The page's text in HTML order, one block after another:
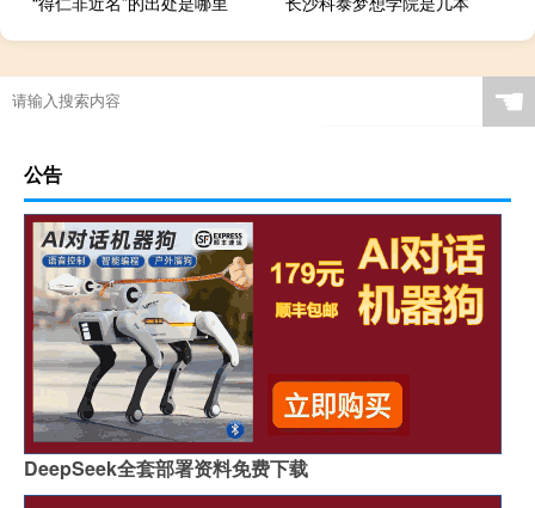
☚
公告
DeepSeek全套部署资料免费下载